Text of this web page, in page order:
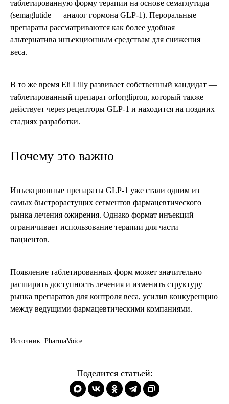
таблетированную форму терапии на основе семаглутида
(semaglutide — аналог гормона GLP-1). Пероральные
препараты рассматриваются как более удобная
альтернатива инъекционным средствам для снижения
веса.
В то же время Eli Lilly развивает собственный кандидат —
таблетированный препарат orforglipron, который также
действует через рецепторы GLP-1 и находится на поздних
стадиях разработки.
Почему это важно
Инъекционные препараты GLP-1 уже стали одним из
самых быстрорастущих сегментов фармацевтического
рынка лечения ожирения. Однако формат инъекций
ограничивает использование терапии для части
пациентов.
Появление таблетированных форм может значительно
расширить доступность лечения и изменить структуру
рынка препаратов для контроля веса, усилив конкуренцию
между ведущими фармацевтическими компаниями.
Источник: PharmaVoice
Поделится статьей: